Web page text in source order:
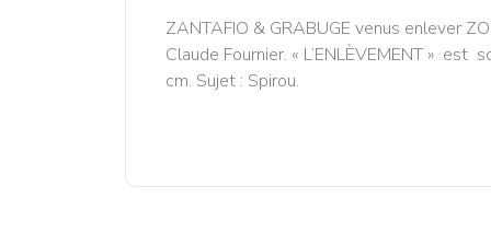
ZANTAFIO & GRABUGE venus enlever
Claude Fournier. « L’ENLÈVEMENT »
cm. Sujet : Spirou.